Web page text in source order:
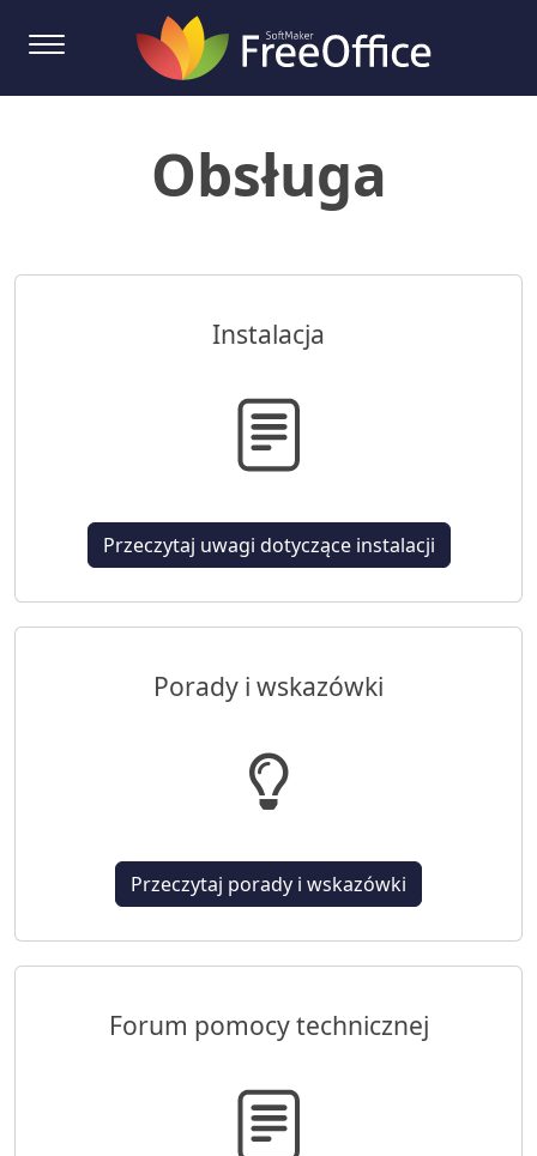
Obsługa
Instalacja
Przeczytaj uwagi dotyczące instalacji
Porady i wskazówki
Przeczytaj porady i wskazówki
Forum pomocy technicznej